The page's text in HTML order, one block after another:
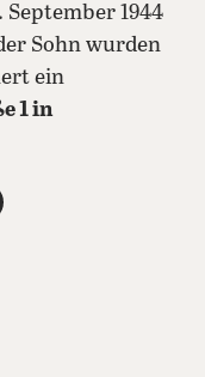
1944
Sohn wurden
ein
1 in
teilen
Mail teilen